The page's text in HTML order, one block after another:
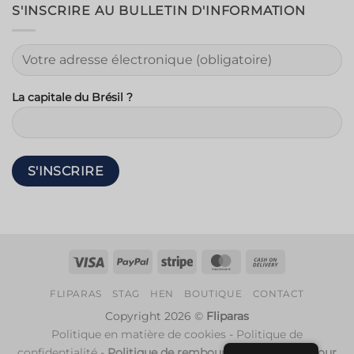
S'INSCRIRE AU BULLETIN D'INFORMATION
La capitale du Brésil ?
Visa PayPal Rayure MasterCard
FLIPARAS STAG HEN BOUTIQUE CONTACT
Copyright 2026 © Fliparas
Politique en matière de cookies - Politique de